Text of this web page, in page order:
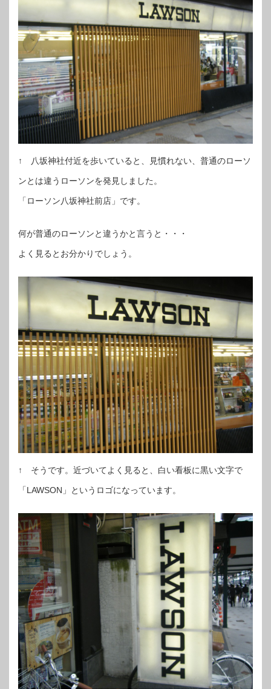
↑ 八坂神社付近を歩いていると、見慣れない、普通のローソ
ンとは違うローソンを発見しました。
「ローソン八坂神社前店」です。
何が普通のローソンと違うかと言うと・・・
よく見るとお分かりでしょう。
↑ そうです。近づいてよく見ると、白い看板に黒い文字で
「LAWSON」というロゴになっています。